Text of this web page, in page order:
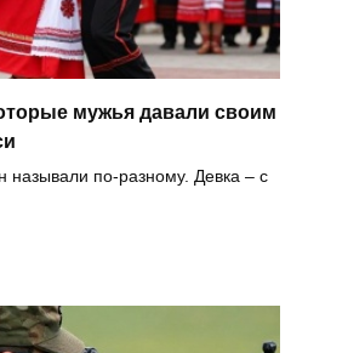
мужья давали своим
по-разному. Девка – с